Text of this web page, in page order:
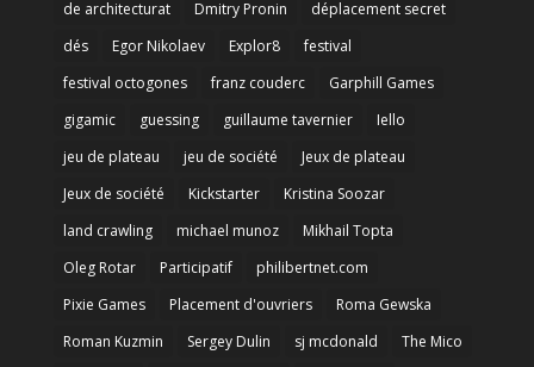
de architecturat
Dmitry Pronin
déplacement secret
dés
Egor Nikolaev Explor8
festival
festival octogones
franz couderc
Garphill Games
gigamic
guessing guillaume tavernier
Iello
jeu de plateau
jeu de société
Jeux de plateau
Jeux de société
Kickstarter
Kristina Soozar
land crawling
michael munoz
Mikhail Topta
Oleg Rotar
Participatif
philibertnet.com
Pixie Games
Placement d'ouvriers
Roma Gewska
Roman Kuzmin
Sergey Dulin sj mcdonald
The Mico